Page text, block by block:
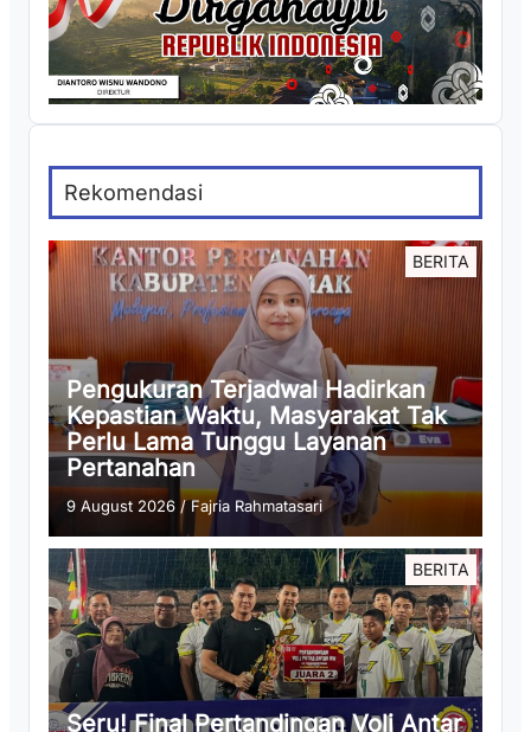
Rekomendasi
BERITA
Pengukuran Terjadwal Hadirkan
Kepastian Waktu, Masyarakat Tak
Perlu Lama Tunggu Layanan
Pertanahan
9 August 2026 /Fajria Rahmatasari
BERITA
Seru! Final Pertandingan Voli Antar